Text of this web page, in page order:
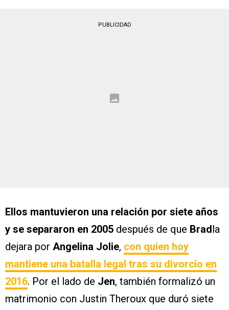
PUBLICIDAD
Ellos mantuvieron una relación por siete años
y se separaron en 2005 después de que Brad la
dejara por Angelina Jolie, con quien hoy
mantiene una batalla legal tras su divorcio en
2016. Por el lado de Jen, también formalizó un
matrimonio con Justin Theroux que duró siete